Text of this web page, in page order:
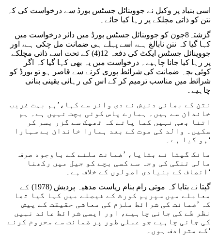
اسی بنیاد پر وکیل نے جووینائل جسٹس بورڈ سے درخواست کی کہ
نتن کو ذاتی مچلکے پر رہا کیا جائے۔
گزشتہ8جون کو جووینائل جسٹس بورڈ میں دائر درخواست میں
کہا گیا کہ نتن نابالغ ہے، اسے پہلے ہی ضمانت مل چکی ہے، اور
جووینائل جسٹس ایکٹ کی دفعہ 12(4) کے تحت اسے ذاتی مچلکے
پر رہا کیا جانا چاہیے۔ درخواست میں یہ بھی کہا گیا کہ اگر
کوئی بچہ ضمانت کی شرائط پوری کرنے سے قاصر ہو تو بورڈ کو
شرائط میں مناسب ترمیم کر کے اس کی رہائی یقینی بنانی
چاہیے۔
نتن کے بھائی دنیش نے دی وائر سے کہا،’ہم بہت غریب
خاندان سے ہیں۔ ہمارے پاس کوئی بچت نہیں ہے۔ ہم
اتنا بھی نہیں کما پاتے کہ ٹھیک سے گزر بسر کر
سکیں۔ والد کی موت کے بعد ہمارا خاندان بے سہارا
ہو گیا ہے۔‘
مانک گپتا نے بتایا، ’ضمانت ملنے کے باوجود صرف
مالی تنگی کی وجہ سے کسی بچے کو جیل میں رکھنا
انصاف کے بنیادی اصولوں کے خلاف ہے۔‘
گپتا نے بتایا کہ موتی رام بنام ریاست مدھیہ پردیش (1978) کے
معاملے میں سپریم کورٹ کے فیصلے میں کہا گیا تھا
کہ ’ضمانت کی شرائط ملزم کی معاشی حقیقت کے پیش
نظر طے کی جانی چاہیے، اور ایسی شرائط عائد نہیں
کی جانی چاہیے جو عملی طور پر ضمانت سے محروم کرنے
کے مترادف ہوں۔‘